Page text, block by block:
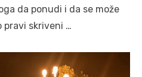
da ponudi i da se može
pravi skriveni …